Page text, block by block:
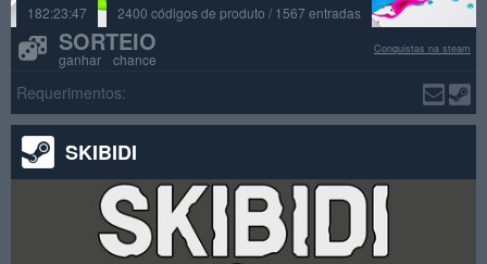
182:23:47 2400 códigos de produto / 1567 entradas
SORTEIO
ganhar chance
Conquistas na steam
Requerimentos:
SKIBIDI